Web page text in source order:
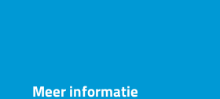
Meer informatie